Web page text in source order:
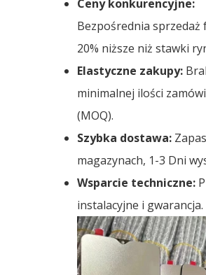
Ceny konkurencyjne:
Bezpośrednia sprzedaż
20% niższe niż stawki
Elastyczne zakupy:
minimalnej ilości
(MOQ).
Szybka dostawa:
magazynach, 1-3 Dni
Wsparcie techniczne:
instalacyjne i gwarancja.